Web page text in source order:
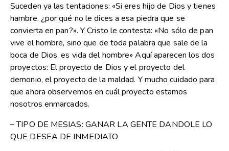
Suceden ya las tentaciones: «Si eres hijo de Dios y tienes
hambre. ¿por qué no le dices a esa piedra que se
convierta en pan?». Y Cristo le contesta: «No sólo de pan
vive el hombre, sino que de toda palabra que sale de la
boca de Dios, es vida del hombre» Aquí aparecen los dos
proyectos: El proyecto de Dios y el proyecto del
demonio, el proyecto de la maldad. Y mucho cuidado para
que ahora observemos en cuál proyecto estamos
nosotros enmarcados.
– TIPO DE MESIAS: GANAR LA GENTE DANDOLE LO
QUE DESEA DE INMEDIATO